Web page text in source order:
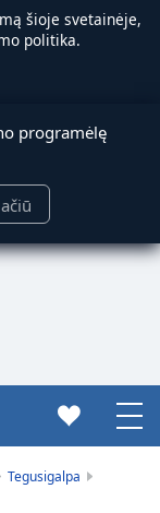
šioje svetainėje,
politika.
programėlę
Tegusigalpa